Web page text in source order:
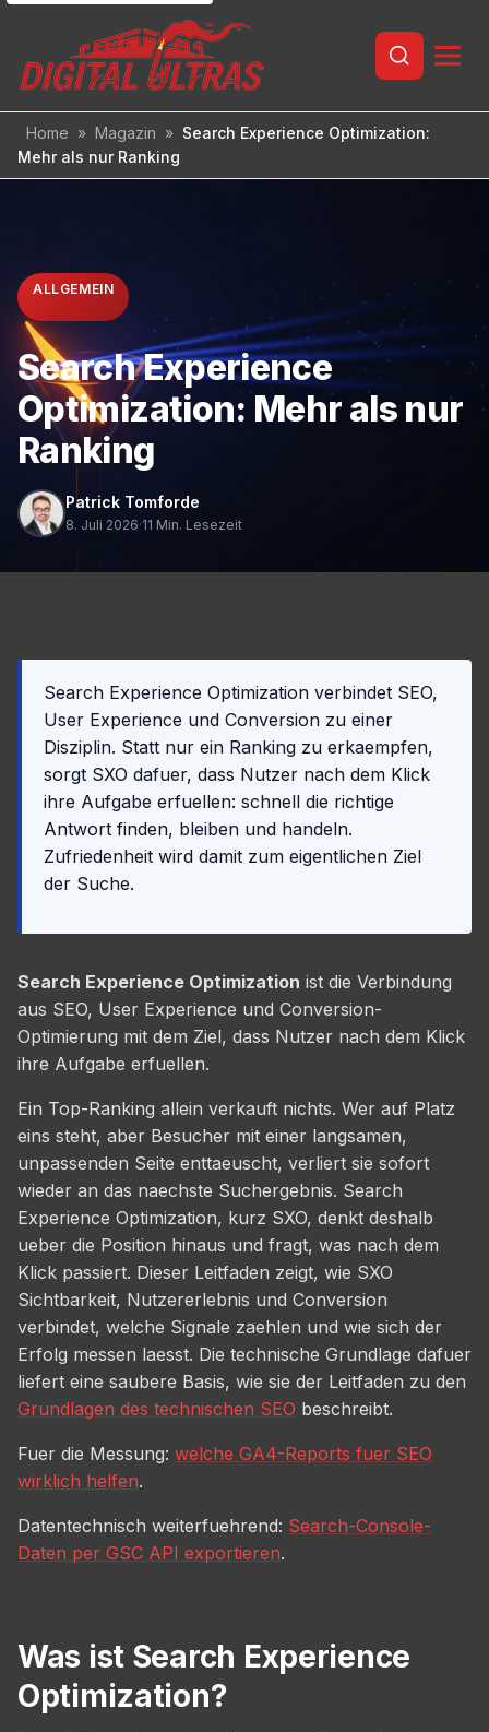
Inhalt
Home » Magazin » Search Experience Optimization:
Mehr als nur Ranking
ALLGEMEIN
Search Experience
Optimization: Mehr als nur
Ranking
Patrick Tomforde
8. Juli 2026·11 Min. Lesezeit
Search Experience Optimization verbindet SEO,
User Experience und Conversion zu einer
Disziplin. Statt nur ein Ranking zu erkaempfen,
sorgt SXO dafuer, dass Nutzer nach dem Klick
ihre Aufgabe erfuellen: schnell die richtige
Antwort finden, bleiben und handeln.
Zufriedenheit wird damit zum eigentlichen Ziel
der Suche.
Search Experience Optimization ist die Verbindung
aus SEO, User Experience und Conversion-
Optimierung mit dem Ziel, dass Nutzer nach dem Klick
ihre Aufgabe erfuellen.
Ein Top-Ranking allein verkauft nichts. Wer auf Platz
eins steht, aber Besucher mit einer langsamen,
unpassenden Seite enttaeuscht, verliert sie sofort
wieder an das naechste Suchergebnis. Search
Experience Optimization, kurz SXO, denkt deshalb
ueber die Position hinaus und fragt, was nach dem
Klick passiert. Dieser Leitfaden zeigt, wie SXO
Sichtbarkeit, Nutzererlebnis und Conversion
verbindet, welche Signale zaehlen und wie sich der
Erfolg messen laesst. Die technische Grundlage dafuer
liefert eine saubere Basis, wie sie der Leitfaden zu den
Grundlagen des technischen SEO beschreibt.
Fuer die Messung: welche GA4-Reports fuer SEO
wirklich helfen.
Datentechnisch weiterfuehrend: Search-Console-
Daten per GSC API exportieren.
Was ist Search Experience
Optimization?